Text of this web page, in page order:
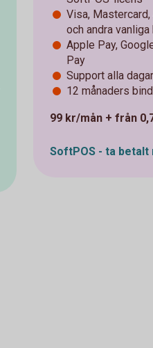
Visa,
och andra vanliga
Apple Pay,
Pay
Support alla dagar
12 månaders
99 kr/mån + från
SoftPOS - ta betalt